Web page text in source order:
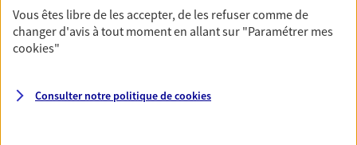
Découvrir l'offre Multirisque Entreprise
DEMANDER UN DEVIS
Vous êtes libre de les accepter, de les refuser comme de
changer d'avis à tout moment en allant sur "Paramétrer mes
cookies"
Consulter notre politique decookies